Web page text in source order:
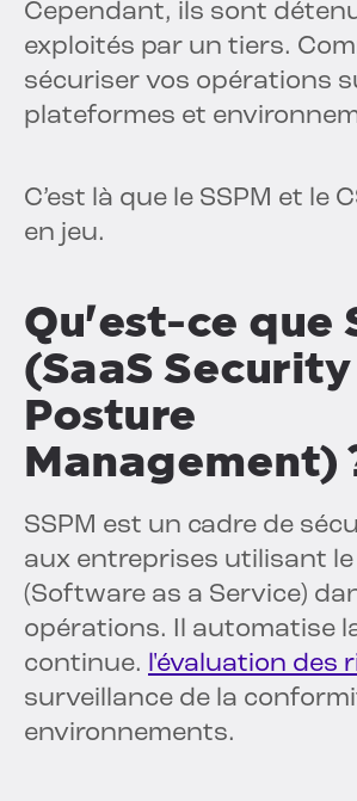
Cependant, ils sont
exploités par un tiers.
sécuriser vos opérations
plateformes et
C’est là que le SSPM et le
en jeu.
Qu'est-ce que
(SaaS Security
Posture
Management)
SSPM est un cadre de
aux entreprises utilisant le
(Software as a Service)
opérations. Il automatise
continue. l'évaluation des
surveillance de la
environnements.